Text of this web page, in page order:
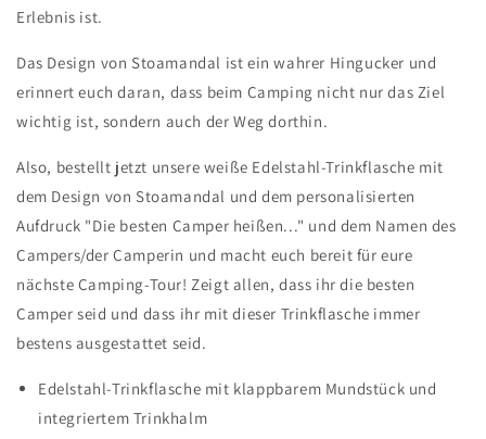
Erlebnis ist.
Das Design von Stoamandal ist ein wahrer Hingucker und
erinnert euch daran, dass beim Camping nicht nur das Ziel
wichtig ist, sondern auch der Weg dorthin.
Also, bestellt jetzt unsere weiße Edelstahl-Trinkflasche mit
dem Design von Stoamandal und dem personalisierten
Aufdruck "Die besten Camper heißen..." und dem Namen des
Campers/der Camperin und macht euch bereit für eure
nächste Camping-Tour! Zeigt allen, dass ihr die besten
Camper seid und dass ihr mit dieser Trinkflasche immer
bestens ausgestattet seid.
Edelstahl-Trinkflasche mit klappbarem Mundstück und
integriertem Trinkhalm